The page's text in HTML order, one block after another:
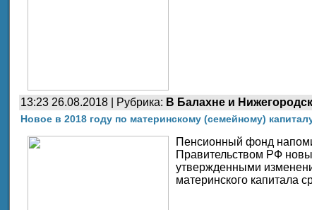
13:23 26.08.2018 | Рубрика: В Балахне и
Новое в 2018 году по материнскому (семейному)
Пенсионный фонд
Правительством РФ
утвержденными
материнского капитала